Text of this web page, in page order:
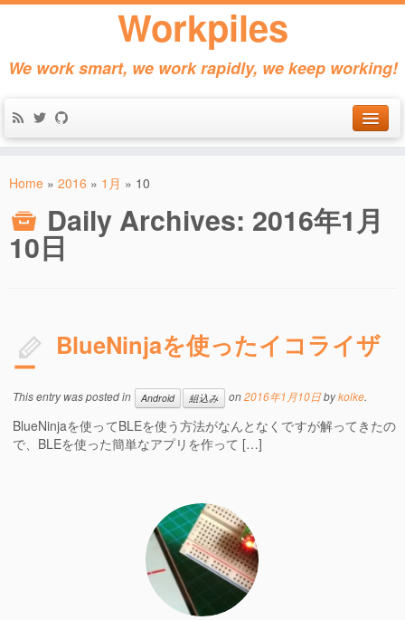
Workpiles
We work smart, we work rapidly, we keep working!
About
Home » 2016 » 1月 » 10
Daily Archives: 2016年1月
10日
BlueNinjaを使ったイコライザ
ー
This entry was posted in Android 組込み on2016年1月10日bykoike.
BlueNinjaを使ってBLEを使う方法がなんとなくですが解ってきたの
で、BLEを使った簡単なアプリを作って […]